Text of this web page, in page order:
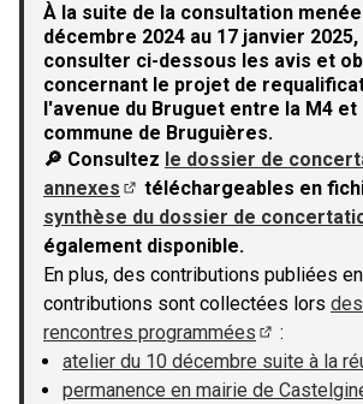
À la suite de la consultation
décembre 2024 au 17 janvier
consulter ci-dessous les avis et
concernant le projet de
l'avenue du Bruguet entre la M4 et
commune de Bruguières.
🔎 Consultez le dossier de
annexes
(S'ouvre dans un nouvel
téléchargeables en
synthèse du dossier de
également disponible.
En plus, des contributions publiées
contributions sont collectées lors
rencontres programmées
(S'ouvre
:
atelier du 10 décembre suite à la
permanence en mairie de